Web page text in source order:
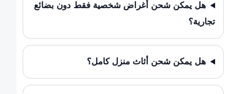
هل يمكن شحن أغراض شخصية فقط دون بضائع
تجارية؟
هل يمكن شحن أثاث منزل كامل؟